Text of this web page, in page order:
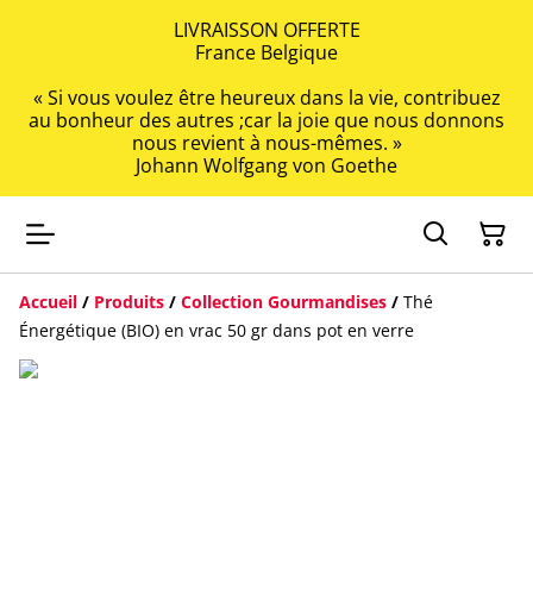
LIVRAISSON OFFERTE
France Belgique
« Si vous voulez être heureux dans la vie, contribuez
au bonheur des autres ;car la joie que nous donnons
nous revient à nous-mêmes. »
Johann Wolfgang von Goethe
Accueil / Produits / Collection Gourmandises / Thé
Énergétique (BIO) en vrac 50 gr dans pot en verre